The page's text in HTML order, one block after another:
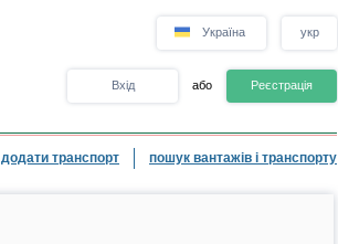
Україна укр
Вхід або Реєстрація
додати транспорт пошук вантажів і транспорту